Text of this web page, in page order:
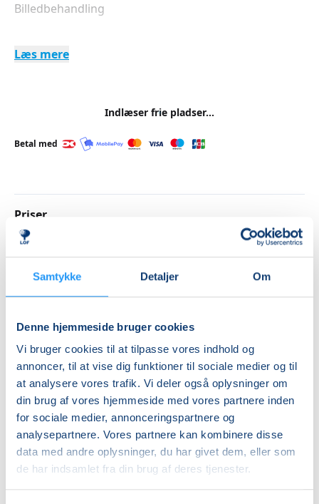
Samtykke Detaljer Om
Denne hjemmeside bruger cookies
Vi bruger cookies til at tilpasse vores indhold og
annoncer, til at vise dig funktioner til sociale medier og til
at analysere vores trafik. Vi deler også oplysninger om
din brug af vores hjemmeside med vores partnere inden
for sociale medier, annonceringspartnere og
analysepartnere. Vores partnere kan kombinere disse
data med andre oplysninger, du har givet dem, eller som
de har indsamlet fra din brug af deres tjenester.
Billedbehandling
Undervisningen tilpasses dine behov. Målet er at
Midtjylland på telefon: 87 26 23 26 eller send en mail
Hvorfor vente? Grib chancen for at forbedre dine
digitale evner med FVU Digital allerede i dag!
Prøve
niveau, der passer bedst til dig. Der er ingen krav til
særlige IT-kundskaber for at deltage i FVU Digital.
trin kan afsluttes med en prøve. Det er helt frivilligt
om du ønsker at deltage i disse.
holdtag:Ørum
Læs mere
Indlæser frie pladser...
Betal med
Priser
Kontakt os for
nærmere aftale
DKK 0,00
Info
Nummer
6314211
Første mødegang
tirsdag 11.08.2026, kl. 13.00 - 16.00
Sidste mødegang
tirsdag 06.10.2026, kl. 13.00 - 16.00
Antal mødegange